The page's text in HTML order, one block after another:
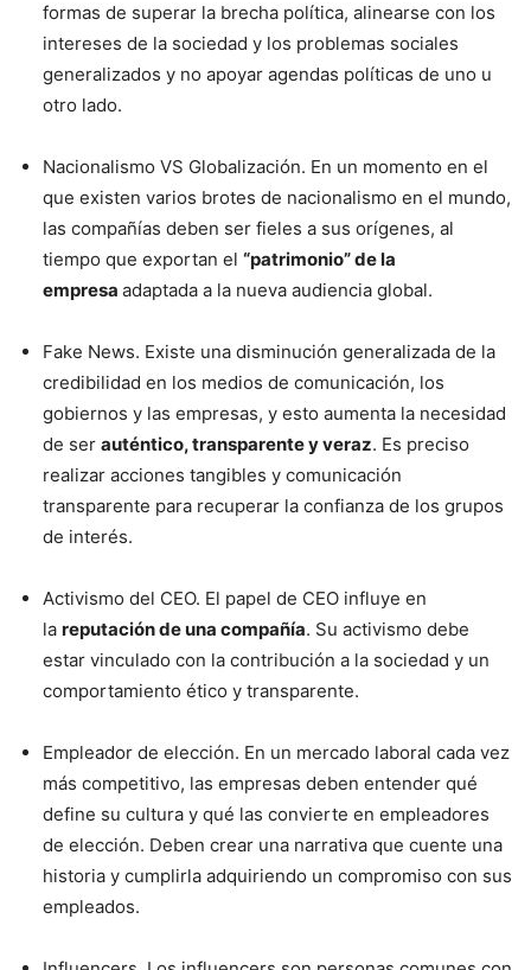
formas de superar la brecha política, alinearse con los
intereses de la sociedad y los problemas sociales
generalizados y no apoyar agendas políticas de uno u
otro lado.
Nacionalismo VS Globalización. En un momento en el
que existen varios brotes de nacionalismo en el mundo,
las compañías deben ser fieles a sus orígenes, al
tiempo que exportan el “patrimonio” de la
empresa adaptada a la nueva audiencia global.
Fake News. Existe una disminución generalizada de la
credibilidad en los medios de comunicación, los
gobiernos y las empresas, y esto aumenta la necesidad
de ser auténtico, transparente y veraz. Es preciso
realizar acciones tangibles y comunicación
transparente para recuperar la confianza de los grupos
de interés.
Activismo del CEO. El papel de CEO influye en
la reputación de una compañía. Su activismo debe
estar vinculado con la contribución a la sociedad y un
comportamiento ético y transparente.
Empleador de elección. En un mercado laboral cada vez
más competitivo, las empresas deben entender qué
define su cultura y qué las convierte en empleadores
de elección. Deben crear una narrativa que cuente una
historia y cumplirla adquiriendo un compromiso con sus
empleados.